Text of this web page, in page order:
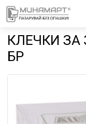
КЛЕЧКИ ЗА
БР